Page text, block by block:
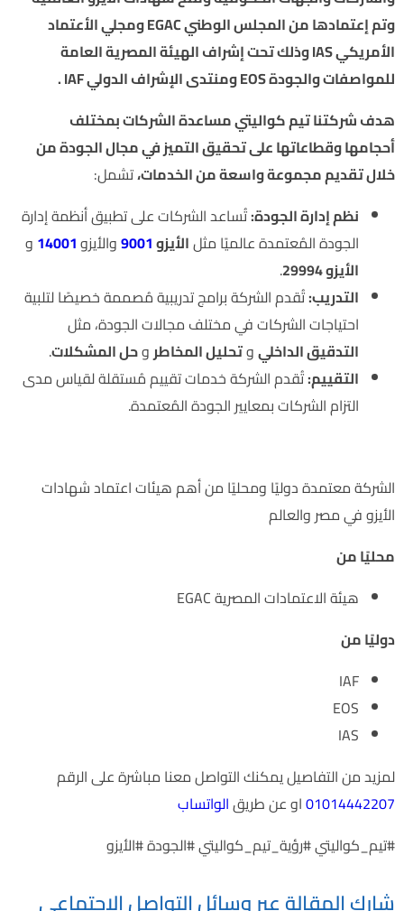
وتم إعتمادها من المجلس الوطني EGAC ومجلي الأعتماد
الأمريكي IAS وذلك تحت إشراف الهيئة المصرية العامة
للمواصفات والجودة EOS ومنتدى الإشراف الدولي IAF .
هدف شركتنا تيم كواليتي مساعدة الشركات بمختلف
أحجامها وقطاعاتها على تحقيق التميز في مجال الجودة من
خلال تقديم مجموعة واسعة من الخدمات،تشمل:
نظم إدارة الجودة:تُساعد الشركات على تطبيق أنظمة إدارة
الجودة المُعتمدة عالميًا مثلالأيزو9001والأيزو14001 و
الأيزو 29994
.
التدريب:تُقدم الشركة برامج تدريبية مُصممة خصيصًا لتلبية
احتياجات الشركات في مختلف مجالات الجودة، مثل
التدقيق الداخليوتحليل المخاطروحل المشكلات.
التقييم:تُقدم الشركة خدمات تقييم مُستقلة لقياس مدى
التزام الشركات بمعايير الجودة المُعتمدة.
الشركة معتمدة دوليًا ومحليًا من أهم هيئات اعتماد شهادات
الأيزو في مصر والعالم
محليًا من
هيئة الاعتمادات المصرية EGAC
دوليًا من
IAF
EOS
IAS
لمزيد من التفاصيل يمكنك التواصل معنا مباشرة على الرقم
01014442207او عن طريقالواتساب
#تيم_كواليتي #رؤية_تيم_كواليتي #الجودة #الأيزو
شارك المقالة عبر وسائل التواصل الإجتماعي